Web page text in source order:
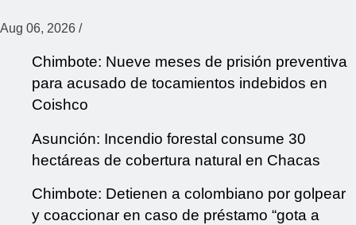
Aug 06, 2026 /
Chimbote: Nueve meses de prisión preventiva
para acusado de tocamientos indebidos en
Coishco
Asunción: Incendio forestal consume 30
hectáreas de cobertura natural en Chacas
Chimbote: Detienen a colombiano por golpear
y coaccionar en caso de préstamo “gota a